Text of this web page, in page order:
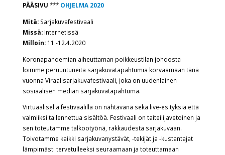
PÄÄSIVU *** OHJELMA 2020
Mitä:Sarjakuvafestivaali
Missä: Internetissä
Milloin:11.-12.4.2020
Koronapandemian aiheuttaman poikkeustilan johdosta
loimme peruuntuneita sarjakuvatapahtumia korvaamaan tänä
vuonna Viraalisarjakuvafestivaali, joka on uudenlainen
sosiaalisen median sarjakuvatapahtuma.
Virtuaalisella festivaalilla on nähtävänä sekä live-esityksiä että
valmiiksi tallennettua sisältöä. Festivaali on taiteilijavetoinen ja
sen toteutamme talkootyönä, rakkaudesta sarjakuvaan.
Toivotamme kaikki sarjakuvanystävät, -tekijät ja -kustantajat
lämpimästi tervetulleeksi seuraamaan ja toteuttamaan